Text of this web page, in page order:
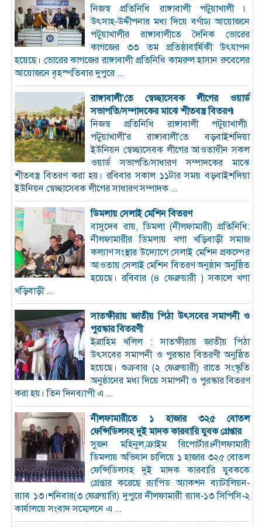
নিজস্ব প্রতিনিধি রাঙ্গাবালী পটুয়াখালী ৷
উৎসাহ-উদ্দীপনার মধ্য দিয়ে বর্ণাঢ্য আয়োজনে
পটুয়াখালীর রাঙ্গাবালীতে দৈনিক ভোরের
কাগজের ৩৩ তম প্রতিষ্ঠাবার্ষিকী উৎযাপন
হয়েছে। ভোরের কাগজের রাঙ্গাবালী প্রতিনিধি কামরুল হাসান রুবেলের
আয়োজনে বৃহস্পতিবার দুপুরে ...
রাঙ্গাবালী’তে স্বেচ্ছাসেবক লীগের ওয়ার্ড
সভাপতি/সম্পাদকের মাঝে শীতবস্ত্র বিতরণ৷
নিজস্ব প্রতিনিধি রাঙ্গাবালী পটুয়াখালী৷
পটুয়াখালী'র রাঙ্গাবালী'তে বড়বাইশদিয়া
ইউনিয়ন স্বেচ্ছাসেবক লীগের আওতাধীন সকল
ওয়ার্ড সভাপতি/সাধারণ সম্পাদকের মাঝে
শীতবস্ত্র বিতরণ করা হয়। রবিবার সকাল ১১টার সময় বড়বাইশদিয়া
ইউনিয়ন স্বেচ্ছাসেবক লীগের সাধারণ সম্পাদক ...
ডিমলায় সেলাই মেশিন বিতরণ
বাসুদেব রায়, ডিমলা (নীলফামারী) প্রতিনিধি:
নীলফামারীর ডিমলায় খগা খড়িবাড়ী সমাজ
কল্যাণ সংস্থার উদ্যোগে সেলাই মেশিন প্রকল্পের
আওতায় সেলাই মেশিন বিতরণ অনুষ্ঠান অনুষ্ঠিত
হয়েছে। রবিবার (৪ ফেব্রুয়ারী ) সকালে খগা
খড়িবাড়ী ...
সাতক্ষীরায় জাতীয় পিঠা উৎসবের সমাপনী ও
পুরস্কার বিতরণী
ইব্রাহিম খলিল : সাতক্ষীরায় জাতীয় পিঠা
উৎসবের সমাপনী ও পুরস্কার বিতরণী অনুষ্ঠিত
হয়েছে। শুক্রবার (২ ফেব্রুয়ারী) রাতে সংস্কৃতি
অনুষ্ঠানের মধ্য দিয়ে সমাপনী ও পুরস্কার বিতরণ
করা হয়। তিন দিনব্যাপী এ ...
নীলফামারীতে ১ হাজার ৩২৫ বোতল
ফেন্সিডিলসহ দুই মাদক কারবারি যুবক গ্রেপ্তার
সুজন মহিনুল,ক্রাইম রিপোর্টার॥নীলফামারী
ডিমলায় অভিযান চালিয়ে ১ হাজার ৩২৫ বোতল
ফেন্সিডিলসহ দুই মাদক কারবারি যুবককে
গ্রেপ্তার করেছে র‌্যাপিড অ্যাকশন ব্যাটালিয়ন-
র‌্যাব ১৩।শনিবার(৩ ফেব্রুয়ারি) দুপুরে নীলফামারী র‌্যাব-১৩ সিপিসি-২
কার্যালয়ে সংবাদ সম্মেলনে এ ...